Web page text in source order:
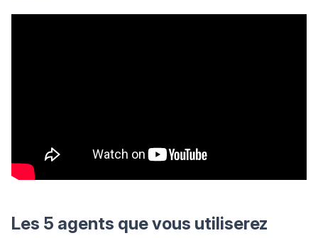
Les 5 agents que vous utiliserez